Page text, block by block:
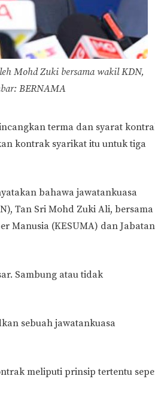
Mohd Zuki bersama wakil KDN,
BERNAMA
terma dan syarat
kontrak syarikat itu untuk tiga
bahawa jawatankuasa
Tan Sri Mohd Zuki Ali, bersama
Manusia (KESUMA) dan Jabatan
Sambung atau tidak
sebuah jawatankuasa
meliputi prinsip tertentu